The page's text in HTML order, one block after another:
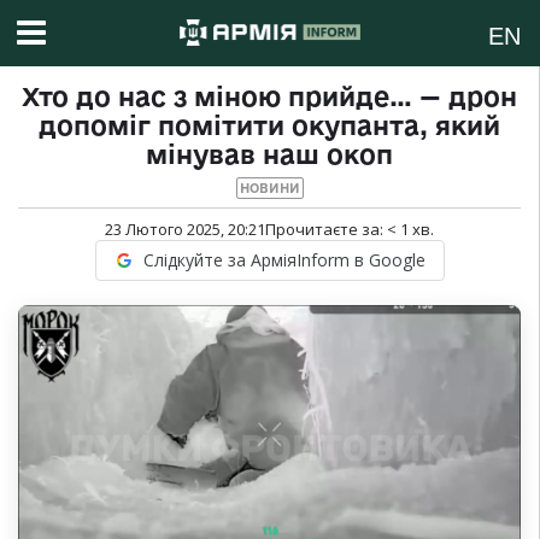
EN
Хто до нас з міною прийде… — дрон
допоміг помітити окупанта, який
мінував наш окоп
НОВИНИ
23 Лютого 2025, 20:21Прочитаєте за: < 1 хв.
Слідкуйте за АрміяInform в Google